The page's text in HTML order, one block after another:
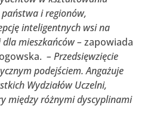
i regionów,
inteligentnych wsi na
mieszkańców – zapowiada
– Przedsięwzięcie
podejściem. Angażuje
Wydziałów Uczelni,
między różnymi dyscyplinami